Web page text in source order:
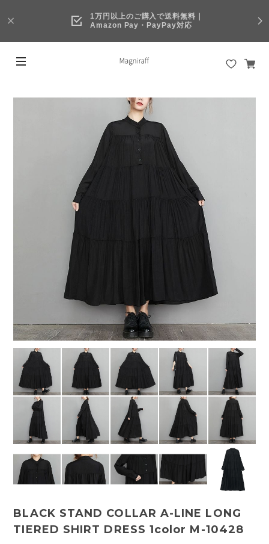
1万円以上のご購入で送料無料｜
Amazon Pay・PayPay対応
BLACK STAND COLLAR A-LINE LONG
TIERED SHIRT DRESS 1color M-10428